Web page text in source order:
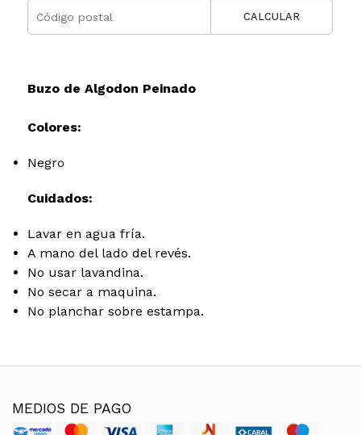
CALCULAR
Buzo de Algodon Peinado
Colores:
Negro
Cuidados:
Lavar en agua fría.
A mano del lado del revés.
No usar lavandina.
No secar a maquina.
No planchar sobre estampa.
MEDIOS DE PAGO